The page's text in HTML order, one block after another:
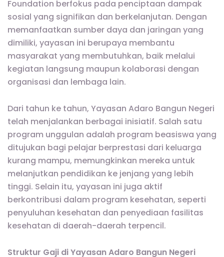
Foundation berfokus pada penciptaan dampak
sosial yang signifikan dan berkelanjutan. Dengan
memanfaatkan sumber daya dan jaringan yang
dimiliki, yayasan ini berupaya membantu
masyarakat yang membutuhkan, baik melalui
kegiatan langsung maupun kolaborasi dengan
organisasi dan lembaga lain.
Dari tahun ke tahun, Yayasan Adaro Bangun Negeri
telah menjalankan berbagai inisiatif. Salah satu
program unggulan adalah program beasiswa yang
ditujukan bagi pelajar berprestasi dari keluarga
kurang mampu, memungkinkan mereka untuk
melanjutkan pendidikan ke jenjang yang lebih
tinggi. Selain itu, yayasan ini juga aktif
berkontribusi dalam program kesehatan, seperti
penyuluhan kesehatan dan penyediaan fasilitas
kesehatan di daerah-daerah terpencil.
Struktur Gaji di Yayasan Adaro Bangun Negeri